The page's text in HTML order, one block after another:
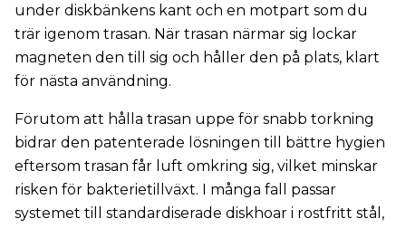
under diskbänkens kant och en motpart som du
trär igenom trasan. När trasan närmar sig lockar
magneten den till sig och håller den på plats, klart
för nästa användning.
Förutom att hålla trasan uppe för snabb torkning
bidrar den patenterade lösningen till bättre hygien
eftersom trasan får luft omkring sig, vilket minskar
risken för bakterietillväxt. I många fall passar
systemet till standardiserade diskhoar i rostfritt stål,